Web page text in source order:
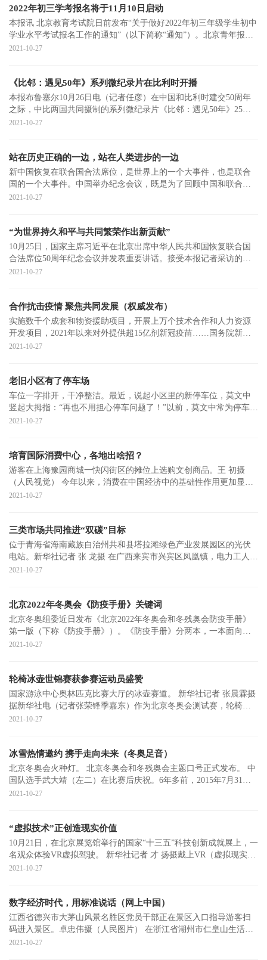
2022年初三学考报名将于11月10日启动
本报讯 北京教育考试院日前发布“关于做好2022年初三年级学生初中
学业水平考试报名工作的通知”（以下简称“通知”）。北京青年报记
者在“
2021-10-27
《比邻：遇见50年》系列微纪录片在比利时开播
本报布鲁塞尔10月26日电（记者任彦）在中国和比利时建交50周年
之际，中比两国共同摄制的系列微纪录片《比邻：遇见50年》25日
开播。该纪录片
2021-10-27
站在历史正确的一边，站在人类进步的一边
新中国恢复在联合国合法席位，是世界上的一个大事件，也是联合
国的一个大事件。中国举办纪念会议，既是为了回顾中国和联合国
共同走过的不平
2021-10-27
“为世界持久和平与共同繁荣作出新贡献”
10月25日，国家主席习近平在北京出席中华人民共和国恢复联合国
合法席位50周年纪念会议并发表重要讲话。接受本报记者采访的国
际人士认为，50
2021-10-27
合作抗击疫情 聚焦共同发展（权威发布）
实施数千个成套和物资援助项目，开展上万个技术合作和人力资源
开发项目，2021年以来对外提供超15亿剂新冠疫苗……国务院新闻
办公室10月26日
2021-10-27
老旧小区有了停车场
车位一字排开，干净整洁。最近，说起小区里的新停车位，莫文中
竖起大拇指：“再也不用担心停车问题了！”以前，莫文中常为停车
而“头疼”。
2021-10-27
培育国际消费中心，各地出啥招？
游客在上海豫园商城一快闪街区的摊位上选购文创商品。王 初摄
（人民视觉） 今年以来，消费在中国经济中的基础性作用更加显
著。前三季度
2021-10-27
三类市场共同推进“双碳”目标
位于青海省海南藏族自治州共和县塔拉滩绿色产业发展园区的光伏
电站。新华社记者 张 龙摄 在广西来宾市兴宾区凤凰镇，电力工人正
加班
2021-10-27
北京2022年冬奥会《防疫手册》关键词
北京冬奥组委近日发布《北京2022年冬奥会和冬残奥会防疫手册》
第一版（下称《防疫手册》）。《防疫手册》分两本，一本面向运
动员和随队官员
2021-10-27
轮椅冰壶世锦赛获参赛运动员盛赞
国家游泳中心奥林匹克比赛大厅的冰壶赛道。 新华社记者 张晨霖摄
据新华社电（记者张荣锋季嘉东）作为北京冬奥会测试赛，轮椅冰
壶世锦赛
2021-10-27
冰雪热情邀约 携手走向未来（冬奥足音）
北京冬奥会火种灯。 北京冬奥会和冬残奥会主题口号正式发布。 中
国队选手武大靖（左二）在比赛后庆祝。6年多前，2015年7月31
日，北京携
2021-10-27
“虚拟技术”正创造现实价值
10月21日，在北京展览馆举行的国家“十三五”科技创新成就展上，一
名观众体验VR虚拟驾驶。 新华社记者 才 扬摄戴上VR（虚拟现实）
眼镜
2021-10-27
数字经济时代，用标准说话（网上中国）
江西省德兴市大茅山风景名胜区党员干部正在景区入口指导游客扫
码进入景区。卓忠伟摄（人民图片） 在浙江省湖州市仁皇山生活广
场，工作人
2021-10-27